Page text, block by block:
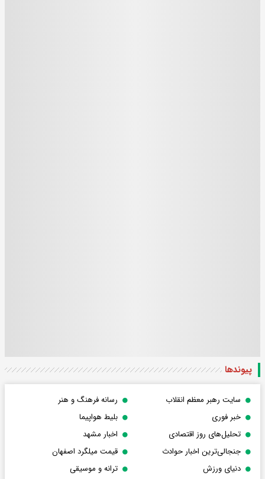
پیوندها
سایت رهبر معظم انقلاب
رسانه فرهنگ و هنر
خبر فوری
بلیط هواپیما
تحلیل‌های روز اقتصادی
اخبار مشهد
جنجالی‌ترین اخبار حوادث
قیمت میلگرد اصفهان
دنیای ورزش
ترانه و موسیقی